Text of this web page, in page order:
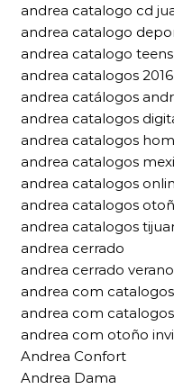
andrea catalogo cd
andrea catalogo
andrea catalogo teens
andrea catalogos 2016
andrea catálogos
andrea catalogos
andrea catalogos
andrea catalogos
andrea catalogos
andrea catalogos
andrea catalogos
andrea cerrado
andrea cerrado
andrea com catalogos
andrea com catalogos
andrea com otoño
Andrea Confort
Andrea Dama